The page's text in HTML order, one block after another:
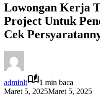
Lowongan Kerja
Project Untuk
Cek
adminlt
1 min baca
Maret 5, 2025Maret 5, 2025